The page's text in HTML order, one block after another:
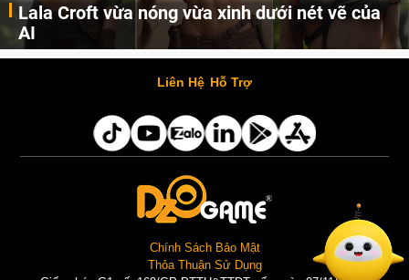
Lala Croft vừa nóng vừa xinh dưới nét vẽ của
AI
Cùng đến với những hình ảnh Lala Croft của Tomb Raider dưới nét vẽ của AI. Một cô nàng xinh đẹp, nóng bỏng nhưng cũng rắn rỏi và mạnh mẽ.
Liên Hệ Hỗ Trợ
Chính Sách Bảo Mật
Thỏa Thuận Sử Dụng